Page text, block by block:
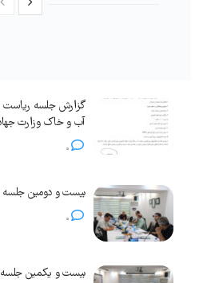
گزارش جلسه ریاست
آب و خاک وزارت
0
بیست و دومین جلسه
0
بیست و یکمین جلسه هیات